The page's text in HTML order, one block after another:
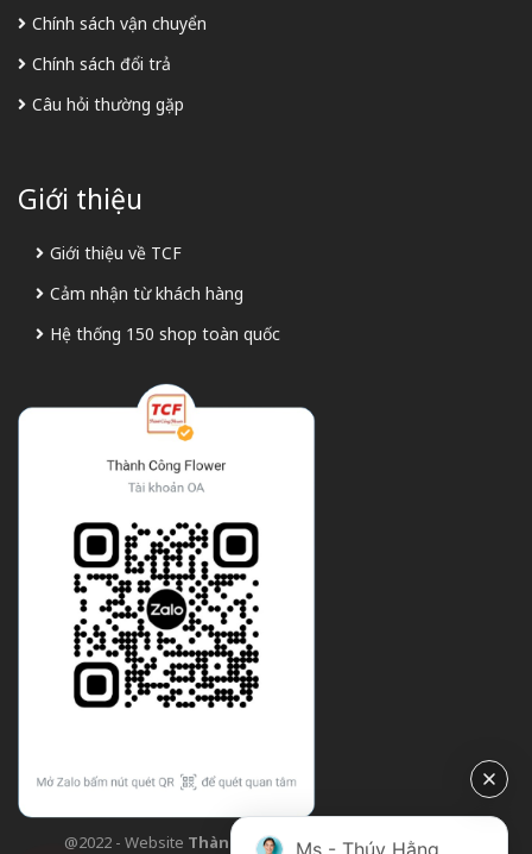
Chính sách vận chuyển
Chính sách đổi trả
Câu hỏi thường gặp
Giới thiệu
Giới thiệu về TCF
Cảm nhận từ khách hàng
Hệ thống 150 shop toàn quốc
@2022 - Website Thành Công Flower| Design bởi
Ms - Thúy Hằng